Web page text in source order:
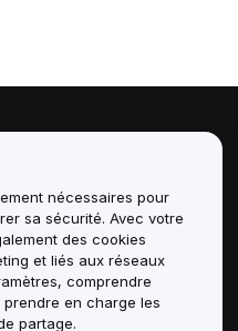
nécessaires pour
sa sécurité. Avec votre
des cookies
et liés aux réseaux
comprendre
prendre en charge les
partage.